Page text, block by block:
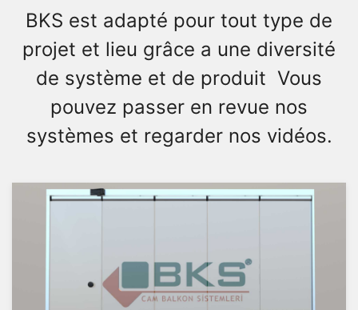
BKS est adapté pour tout type de
projet et lieu grâce a une diversité
de système et de produit Vous
pouvez passer en revue nos
systèmes et regarder nos vidéos.